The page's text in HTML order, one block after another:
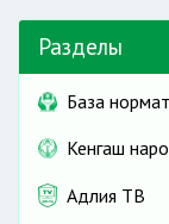
Разделы
База
Кенгаш
Адлия ТВ